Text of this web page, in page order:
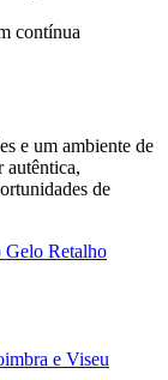
contínua
e um ambiente de
autêntica,
de
Gelo Retalho
e Viseu